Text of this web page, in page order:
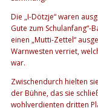
Die „I-Dötzje“ waren
Gute zum
einen „Mutti-Zettel“
Warnwesten verriet,
war.
Zwischendurch hielten
der Bühne, das sie
wohlverdienten dritten